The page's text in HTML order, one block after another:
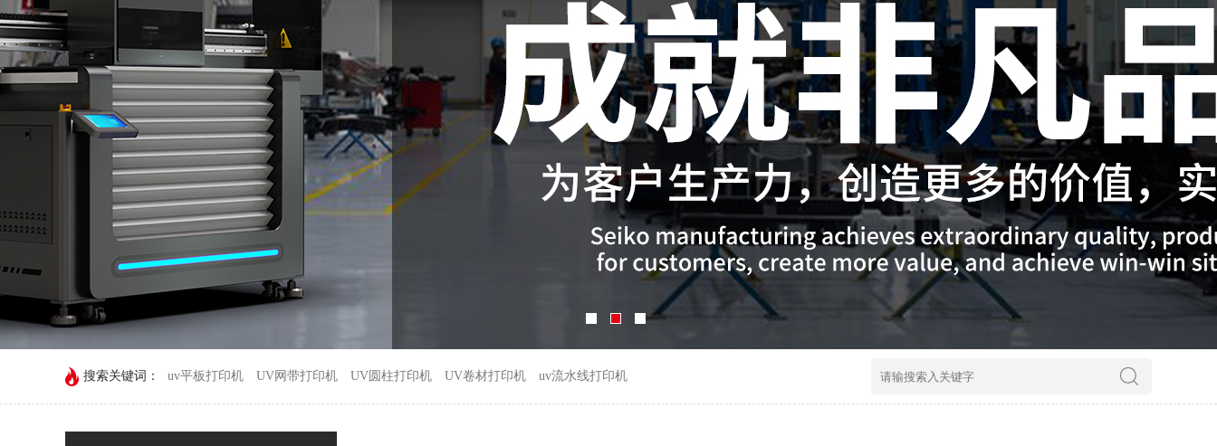
搜索关键词： uv平板打印机 UV网带打印机 UV圆柱打印机 UV卷材打印机 uv流水线打印机